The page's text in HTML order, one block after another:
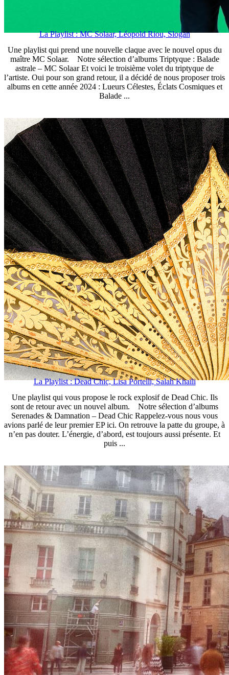
La Playlist : MC Solaar, Léopold Riou, Slogan
Une playlist qui prend une nouvelle claque avec le nouvel opus du
maître MC Solaar. Notre sélection d’albums Triptyque : Balade
astrale – MC Solaar Et voici le troisième volet du triptyque de
l’artiste. Oui pour son grand retour, il a décidé de nous proposer trois
albums en cette année 2024 : Lueurs Célestes, Éclats Cosmiques et
Balade ...
La Playlist : Dead Chic, Lisa Portelli, Salah Khaïli
Une playlist qui vous propose le rock explosif de Dead Chic. Ils
sont de retour avec un nouvel album. Notre sélection d’albums
Serenades & Damnation – Dead Chic Rappelez-vous nous vous
avions parlé de leur premier EP ici. On retrouve la patte du groupe, à
n’en pas douter. L’énergie, d’abord, est toujours aussi présente. Et
puis ...